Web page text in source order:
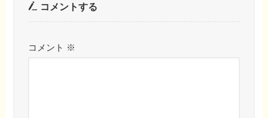
コメントする
コメント ※